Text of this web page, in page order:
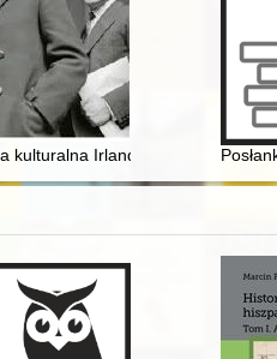
: II Letnia Szkoła Historii
kulturalna Irlandii w latach